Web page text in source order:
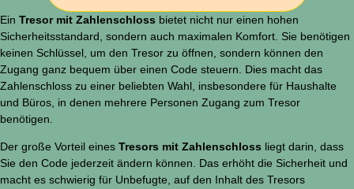
Ein Tresor mit Zahlenschloss bietet nicht nur einen hohen
Sicherheitsstandard, sondern auch maximalen Komfort. Sie benötigen
keinen Schlüssel, um den Tresor zu öffnen, sondern können den
Zugang ganz bequem über einen Code steuern. Dies macht das
Zahlenschloss zu einer beliebten Wahl, insbesondere für Haushalte
und Büros, in denen mehrere Personen Zugang zum Tresor
benötigen.
Der große Vorteil eines Tresors mit Zahlenschloss liegt darin, dass
Sie den Code jederzeit ändern können. Das erhöht die Sicherheit und
macht es schwierig für Unbefugte, auf den Inhalt des Tresors